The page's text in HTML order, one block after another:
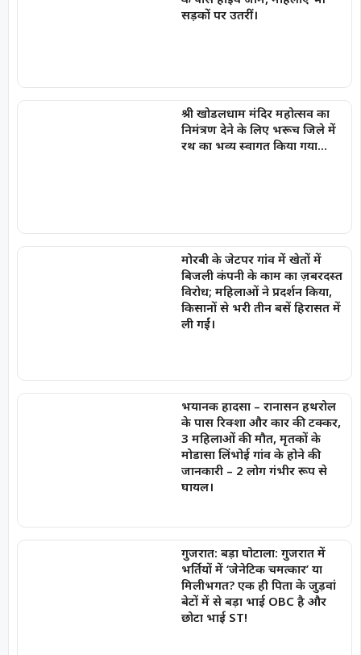
सड़कों पर उतरीं।
श्री खोडलधाम मंदिर महोत्सव का
निमंत्रण देने के लिए भरूच जिले में
रथ का भव्य स्वागत किया गया…
मोरबी के जेटपर गांव में खेतों में
बिजली कंपनी के काम का ज़बरदस्त
विरोध; महिलाओं ने प्रदर्शन किया,
किसानों से भरी तीन बसें हिरासत में
ली गईं।
भयानक हादसा – रानासन हथरोल
के पास रिक्शा और कार की टक्कर,
3 महिलाओं की मौत, मृतकों के
मोडासा लिंभोई गांव के होने की
जानकारी – 2 लोग गंभीर रूप से
घायल।
गुजरात: बड़ा घोटाला: गुजरात में
भर्तियों में ‘जेनेटिक चमत्कार’ या
मिलीभगत? एक ही पिता के जुड़वां
बेटों में से बड़ा भाई OBC है और
छोटा भाई ST!